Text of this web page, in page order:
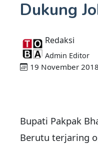
Dukung
Redaksi
Admin Editor
19 November 2018
Bupati Pakpak
Berutu terjaring